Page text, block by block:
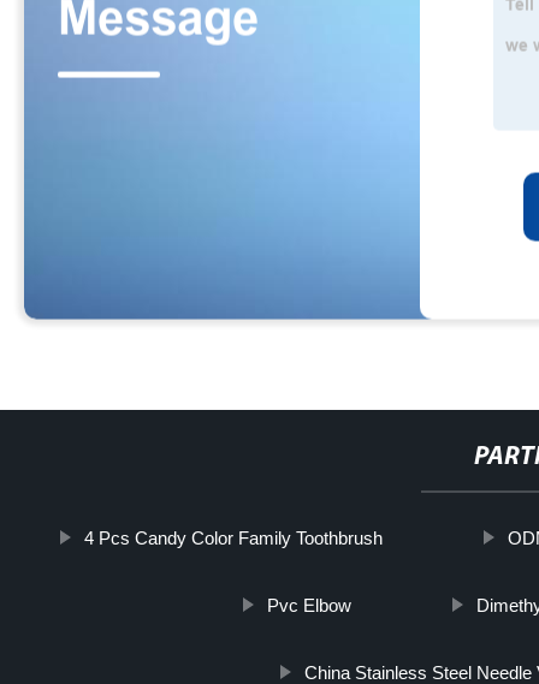
4 Pcs Candy Color Family Toothbrush
Pvc Elbow
China Stainless Steel Needle